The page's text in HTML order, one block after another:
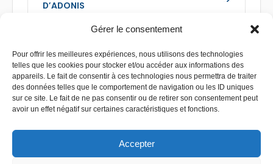
Gérer le consentement
Pour offrir les meilleures expériences, nous utilisons des technologies
telles que les cookies pour stocker et/ou accéder aux informations des
appareils. Le fait de consentir à ces technologies nous permettra de traiter
des données telles que le comportement de navigation ou les ID uniques
sur ce site. Le fait de ne pas consentir ou de retirer son consentement peut
avoir un effet négatif sur certaines caractéristiques et fonctions.
Accepter
D’ADONIS